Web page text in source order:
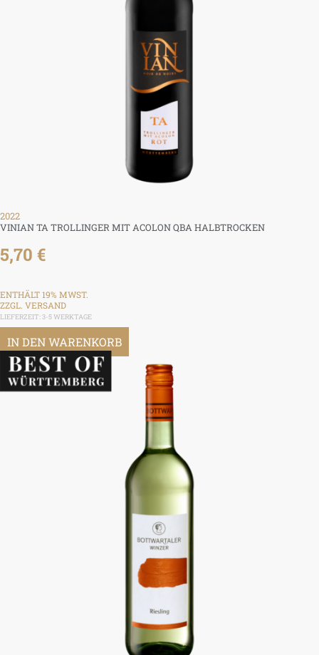
2022
VINIAN TA TROLLINGER MIT ACOLON QBA HALBTROCKEN
5,70 €
ENTHÄLT 19% MWST.
ZZGL. VERSAND
LIEFERZEIT: 3-5 WERKTAGE
IN DEN WARENKORB